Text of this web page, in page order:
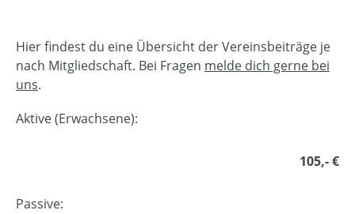
Hier findest du eine Übersicht der Vereinsbeiträge je
nach Mitgliedschaft. Bei Fragen melde dich gerne bei
uns.
Aktive (Erwachsene):
105,- €
Passive: